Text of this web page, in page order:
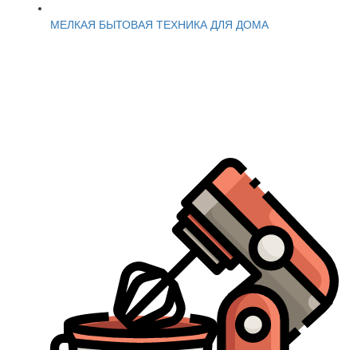
МЕЛКАЯ БЫТОВАЯ ТЕХНИКА ДЛЯ ДОМА